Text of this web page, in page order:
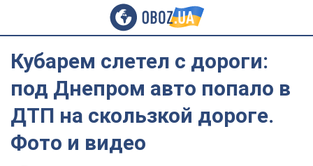
Кубарем слетел с дороги:
под Днепром авто попало в
ДТП на скользкой дороге.
Фото и видео